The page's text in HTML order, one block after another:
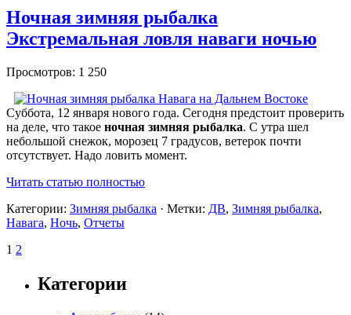
Ночная зимняя рыбалка
Экстремальная ловля наваги ночью
Просмотров: 1 250
Суббота, 12 января нового года. Сегодня предстоит проверить
на деле, что такое ночная зимняя рыбалка. С утра шел
небольшой снежок, морозец 7 градусов, ветерок почти
отсутствует. Надо ловить момент.
Читать статью полностью
Категории: Зимняя рыбалка · Метки: ДВ, Зимняя рыбалка,
Навага, Ночь, Отчеты
1 2
Категории